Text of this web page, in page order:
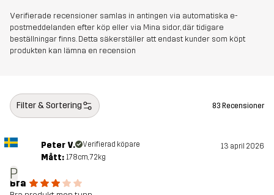
Verifierade recensioner samlas in antingen via automatiska e-
postmeddelanden efter köp eller via Mina sidor, där tidigare
beställningar finns. Detta säkerställer att endast kunder som köpt
produkten kan lämna en recension
Filter & Sortering 83 Recensioner
P
Peter V. Verifierad köpare 13 april 2026
Mått: 178cm, 72kg
Bra